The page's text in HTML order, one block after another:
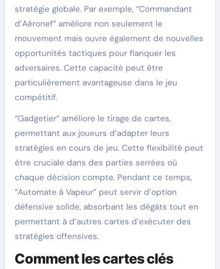
stratégie globale. Par exemple, “Commandant
d’Aéronef” améliore non seulement le
mouvement mais ouvre également de nouvelles
opportunités tactiques pour flanquer les
adversaires. Cette capacité peut être
particulièrement avantageuse dans le jeu
compétitif.
“Gadgetier” améliore le tirage de cartes,
permettant aux joueurs d’adapter leurs
stratégies en cours de jeu. Cette flexibilité peut
être cruciale dans des parties serrées où
chaque décision compte. Pendant ce temps,
“Automate à Vapeur” peut servir d’option
défensive solide, absorbant les dégâts tout en
permettant à d’autres cartes d’exécuter des
stratégies offensives.
Comment les cartes clés